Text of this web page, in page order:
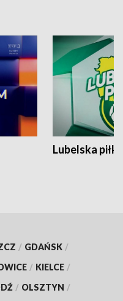
Lubelska piłka
/ GDAŃSK /
/ KIELCE /
/ OLSZTYN /